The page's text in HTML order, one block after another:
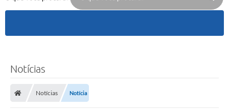
Notícias
Notícias Notícia